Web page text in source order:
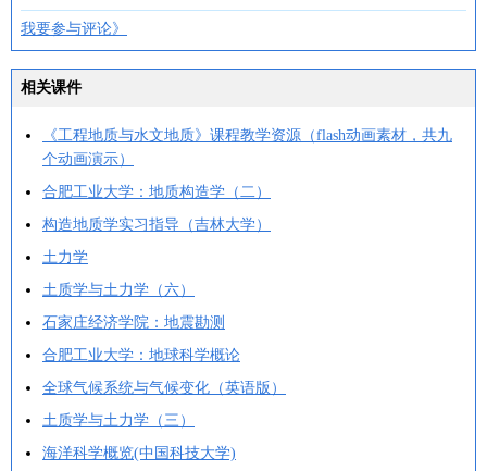
我要参与评论》
相关课件
《工程地质与水文地质》课程教学资源（flash动画素材，共九
个动画演示）
合肥工业大学：地质构造学（二）
构造地质学实习指导（吉林大学）
土力学
土质学与土力学（六）
石家庄经济学院：地震勘测
合肥工业大学：地球科学概论
全球气候系统与气候变化（英语版）
土质学与土力学（三）
海洋科学概览(中国科技大学)